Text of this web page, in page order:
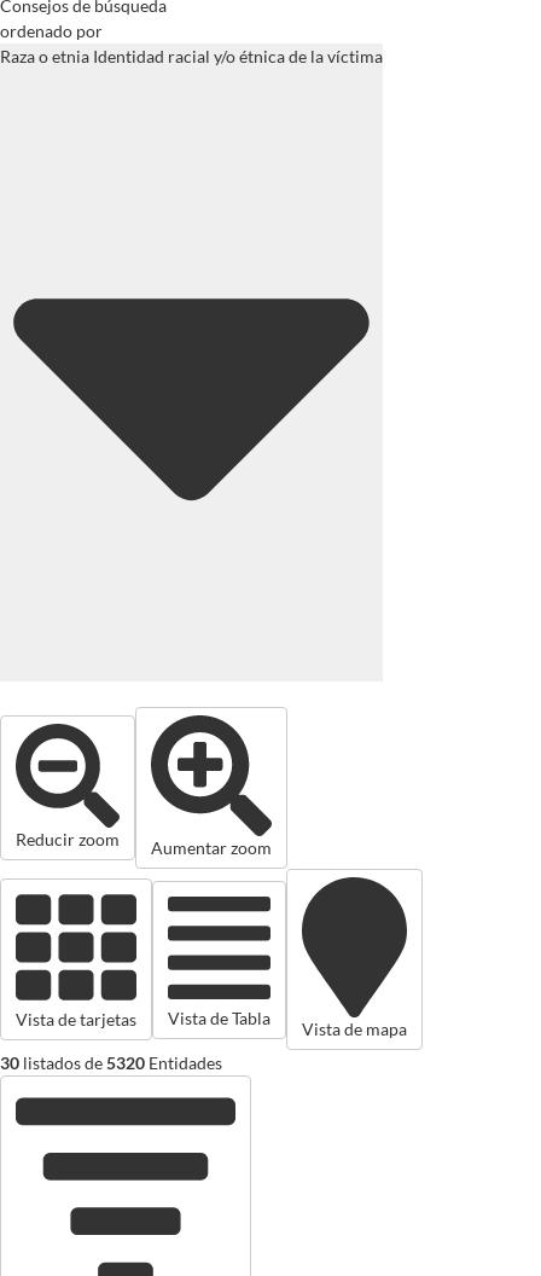
Consejos de búsqueda
ordenado por
Raza o etnia Identidad racial y/o étnica de la víctima
Reducir zoom Aumentar zoom
Vista de tarjetas Vista de Tabla
Vista de mapa
30 listados de5320 Entidades